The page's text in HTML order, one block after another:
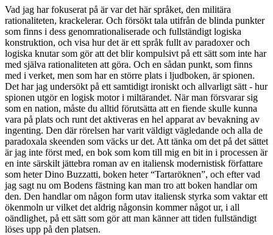
Vad jag har fokuserat på är var det här språket, den militära
rationaliteten, krackelerar. Och försökt tala utifrån de blinda punkter
som finns i dess genomrationaliserade och fullständigt logiska
konstruktion, och visa hur det är ett språk fullt av paradoxer och
logiska knutar som gör att det blir kompulsivt på ett sätt som inte har
med själva rationaliteten att göra. Och en sådan punkt, som finns
med i verket, men som har en större plats i ljudboken, är spionen.
Det har jag undersökt på ett samtidigt ironiskt och allvarligt sätt - hur
spionen utgör en logisk motor i miltärandet. När man försvarar sig
som en nation, måste du alltid förutsätta att en fiende skulle kunna
vara på plats och runt det aktiveras en hel apparat av bevakning av
ingenting. Den där rörelsen har varit väldigt vägledande och alla de
paradoxala skeenden som väcks ur det. Att tänka om det på det sättet
är jag inte först med, en bok som kom till mig en bit in i processen är
en inte särskilt jättebra roman av en italiensk modernistisk författare
som heter Dino Buzzatti, boken heter “Tartaröknen”, och efter vad
jag sagt nu om Bodens fästning kan man tro att boken handlar om
den. Den handlar om någon form utav italiensk styrka som vaktar ett
ökenmoln ur vilket det aldrig någonsin kommer något ur, i all
oändlighet, på ett sätt som gör att man känner att tiden fullständigt
löses upp på den platsen.